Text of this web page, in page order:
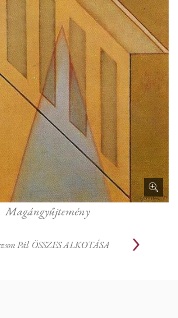
Magángyűjtemény
Pál ÖSSZES ALKOTÁSA